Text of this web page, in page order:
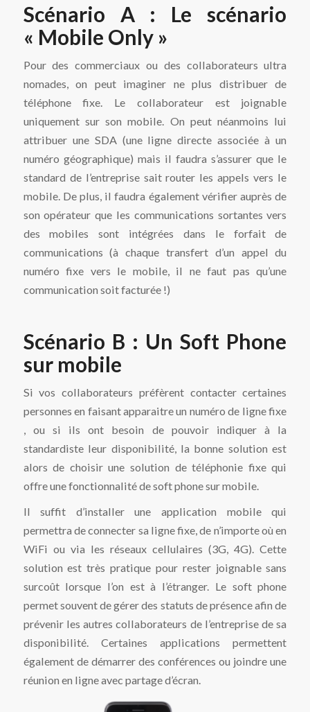
Scénario A : Le scénario
« Mobile Only »
Pour des commerciaux ou des collaborateurs ultra
nomades, on peut imaginer ne plus distribuer de
téléphone fixe. Le collaborateur est joignable
uniquement sur son mobile. On peut néanmoins lui
attribuer une SDA (une ligne directe associée à un
numéro géographique) mais il faudra s’assurer que le
standard de l’entreprise sait router les appels vers le
mobile. De plus, il faudra également vérifier auprès de
son opérateur que les communications sortantes vers
des mobiles sont intégrées dans le forfait de
communications (à chaque transfert d’un appel du
numéro fixe vers le mobile, il ne faut pas qu’une
communication soit facturée !)
Scénario B : Un Soft Phone
sur mobile
Si vos collaborateurs préfèrent contacter certaines
personnes en faisant apparaitre un numéro de ligne fixe
, ou si ils ont besoin de pouvoir indiquer à la
standardiste leur disponibilité, la bonne solution est
alors de choisir une solution de téléphonie fixe qui
offre une fonctionnalité de soft phone sur mobile.
Il suffit d’installer une application mobile qui
permettra de connecter sa ligne fixe, de n’importe où en
WiFi ou via les réseaux cellulaires (3G, 4G). Cette
solution est très pratique pour rester joignable sans
surcoût lorsque l’on est à l’étranger. Le soft phone
permet souvent de gérer des statuts de présence afin de
prévenir les autres collaborateurs de l’entreprise de sa
disponibilité. Certaines applications permettent
également de démarrer des conférences ou joindre une
réunion en ligne avec partage d’écran.